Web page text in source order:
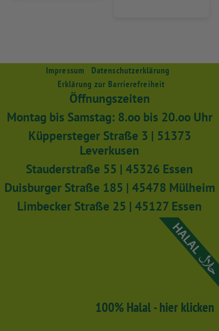
Impressum
Datenschutzerklärung
Erklärung zur Barrierefreiheit
Öffnungszeiten
Montag bis Samstag: 8.oo bis 20.oo Uhr
Küppersteger Straße 3 | 51373
Leverkusen
Stauderstraße 55 | 45326 Essen
Duisburger Straße 185 | 45478 Mülheim
Limbecker Straße 25 | 45127 Essen
100% Halal - hier klicken